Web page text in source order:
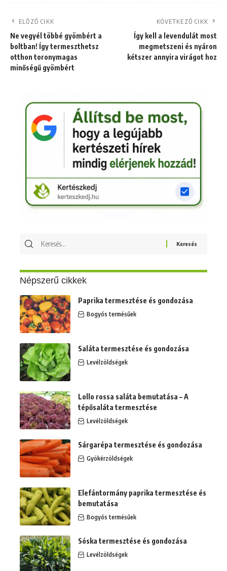
ELŐZŐ CIKK
Ne vegyél többé gyömbért a
boltban! Így termeszthetsz
otthon toronymagas
minőségű gyömbért
KÖVETKEZŐ CIKK
Így kell a levendulát most
megmetszeni és nyáron
kétszer annyira virágot hoz
Keresés
Népszerű cikkek
Paprika termesztése és gondozása
Bogyós termésűek
Saláta termesztése és gondozása
Levélzöldségek
Lollo rossa saláta bemutatása – A
tépősaláta termesztése
Levélzöldségek
Sárgarépa termesztése és gondozása
Gyökérzöldségek
Elefántormány paprika termesztése és
bemutatása
Bogyós termésűek
Sóska termesztése és gondozása
Levélzöldségek